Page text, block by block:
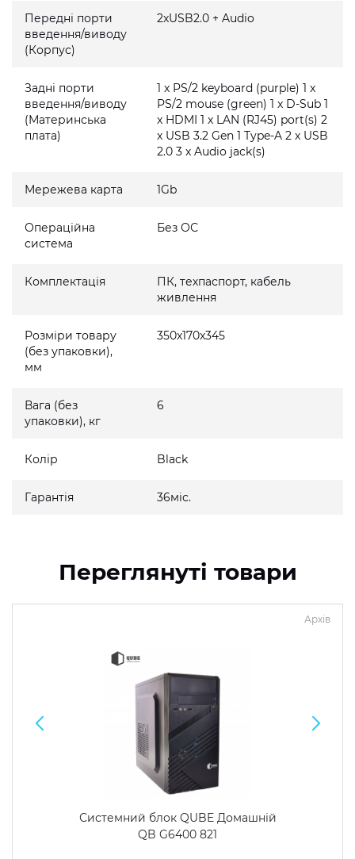
Передні порти
введення/виводу
(Корпус)
2xUSB2.0 + Audio
Задні порти
введення/виводу
(Материнська
плата)
1 x PS/2 keyboard (purple) 1 x
PS/2 mouse (green) 1 x D-Sub 1
x HDMI 1 x LAN (RJ45) port(s) 2
x USB 3.2 Gen 1 Type-A 2 x USB
2.0 3 x Audio jack(s)
Мережева карта 1Gb
Операційна
система
Без ОС
Комплектація
ПК, техпаспорт, кабель
живлення
Розміри товару
(без упаковки),
мм
350x170x345
Вага (без
упаковки), кг
6
Колір Black
Гарантія 36міс.
Переглянуті товари
Архів
Системний блок QUBE Домашній
QB G6400 821